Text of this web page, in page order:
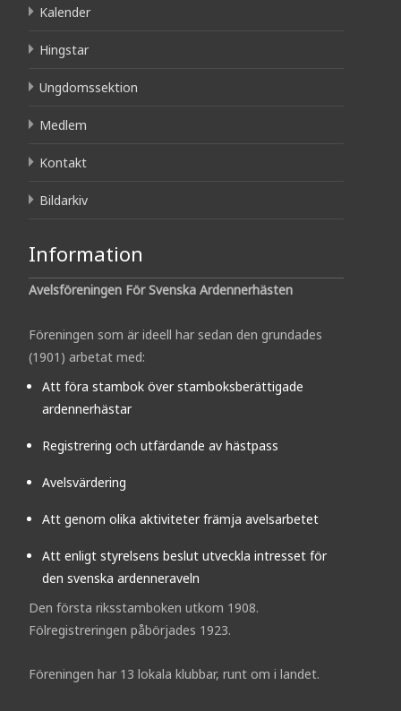
Kalender
Hingstar
Ungdomssektion
Medlem
Kontakt
Bildarkiv
Information
Avelsföreningen För Svenska Ardennerhästen
Föreningen som är ideell har sedan den grundades
(1901) arbetat med:
Att föra stambok över stamboksberättigade
ardennerhästar
Registrering och utfärdande av hästpass
Avelsvärdering
Att genom olika aktiviteter främja avelsarbetet
Att enligt styrelsens beslut utveckla intresset för
den svenska ardenneraveln
Den första riksstamboken utkom 1908.
Fölregistreringen påbörjades 1923.
Föreningen har 13 lokala klubbar, runt om i landet.